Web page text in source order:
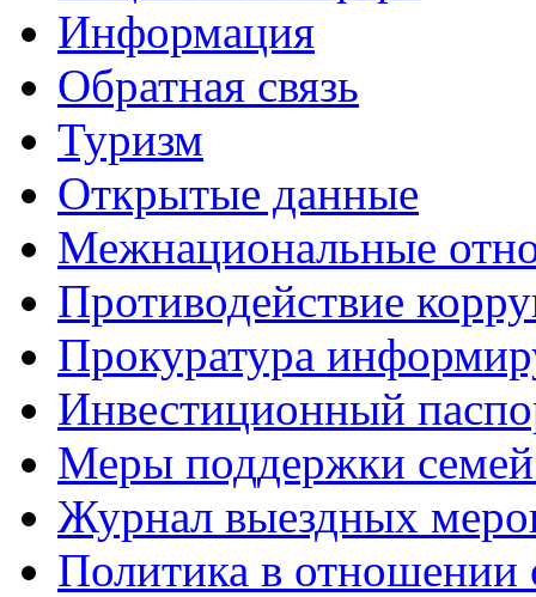
Информация
Обратная связь
Туризм
Открытые данные
Межнациональные
Противодействие
Прокуратура
Инвестиционный
Меры поддержки
Журнал выездных
Политика в отношении